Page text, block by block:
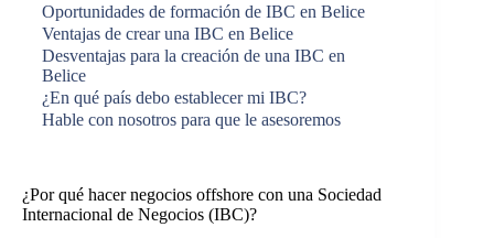
Oportunidades de formación de IBC en Belice
Ventajas de crear una IBC en Belice
Desventajas para la creación de una IBC en
Belice
¿En qué país debo establecer mi IBC?
Hable con nosotros para que le asesoremos
¿Por qué hacer negocios offshore con una Sociedad
Internacional de Negocios (IBC)?